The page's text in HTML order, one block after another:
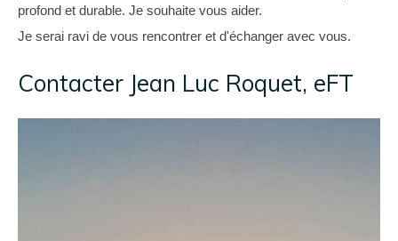
profond et durable. Je souhaite vous aider.
Je serai ravi de vous rencontrer et d'échanger avec vous.
Contacter Jean Luc Roquet, eFT